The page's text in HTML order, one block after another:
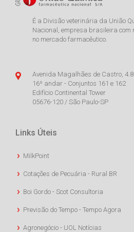
É a Divisão veterinária da União
Nacional, empresa brasileira com
no mercado farmacêutico.
Avenida Magalhães de Castro,
16º andar - Conjuntos 161 e 162
Edifício Continental Tower
05676-120 / São Paulo-SP
Links Úteis
MilkPoint
Cotações de Pecuária - Rural BR
Boi Gordo - Scot Consultoria
Previsão do Tempo - Tempo Agora
Agronegócio - UOL Notícias